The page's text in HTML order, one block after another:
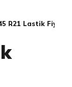
R21 Lastik